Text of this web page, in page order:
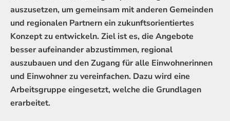
auszusetzen, um gemeinsam mit anderen Gemeinden
und regionalen Partnern ein zukunftsorientiertes
Konzept zu entwickeln. Ziel ist es, die Angebote
besser aufeinander abzustimmen, regional
auszubauen und den Zugang für alle Einwohnerinnen
und Einwohner zu vereinfachen. Dazu wird eine
Arbeitsgruppe eingesetzt, welche die Grundlagen
erarbeitet.